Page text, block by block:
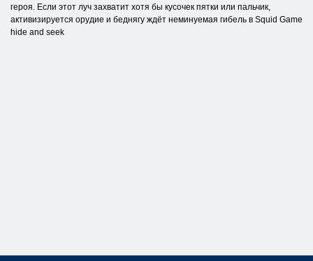
героя. Если этот луч захватит хотя бы кусочек пятки или пальчик,
активизируется орудие и беднягу ждёт неминуемая гибель в Squid Game
hide and seek